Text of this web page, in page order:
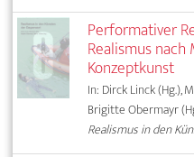
Performativer
Realismus
Konzeptkunst
In: Dirck Linck (Hg.),
Brigitte Obermayr
Realismus in den